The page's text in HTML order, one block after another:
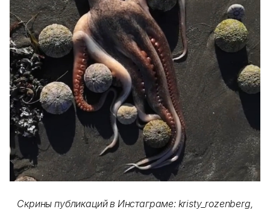
Скрины публикаций в Инстаграме: kristy_rozenberg,